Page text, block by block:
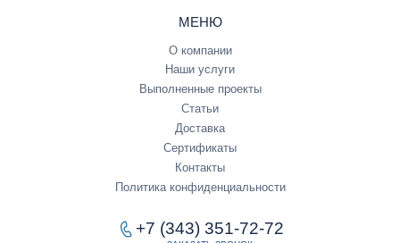
МЕНЮ
О компании
Наши услуги
Выполненные проекты
Статьи
Доставка
Сертификаты
Контакты
Политика конфиденциальности
+7 (343) 351-72-72